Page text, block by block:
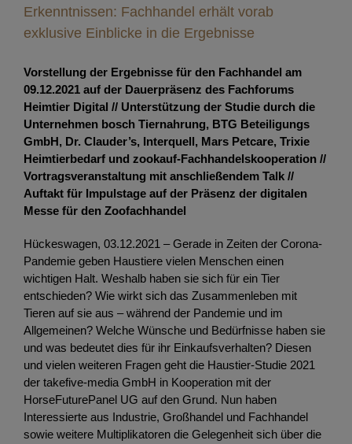
Erkenntnissen: Fachhandel erhält vorab
exklusive Einblicke in die Ergebnisse
Vorstellung der Ergebnisse für den Fachhandel am
09.12.2021 auf der Dauerpräsenz des Fachforums
Heimtier Digital // Unterstützung der Studie durch die
Unternehmen bosch Tiernahrung, BTG Beteiligungs
GmbH, Dr. Clauder’s, Interquell, Mars Petcare, Trixie
Heimtierbedarf und zookauf-Fachhandelskooperation //
Vortragsveranstaltung mit anschließendem Talk //
Auftakt für Impulstage auf der Präsenz der digitalen
Messe für den Zoofachhandel
Hückeswagen, 03.12.2021 – Gerade in Zeiten der Corona-
Pandemie geben Haustiere vielen Menschen einen
wichtigen Halt. Weshalb haben sie sich für ein Tier
entschieden? Wie wirkt sich das Zusammenleben mit
Tieren auf sie aus – während der Pandemie und im
Allgemeinen? Welche Wünsche und Bedürfnisse haben sie
und was bedeutet dies für ihr Einkaufsverhalten? Diesen
und vielen weiteren Fragen geht die Haustier-Studie 2021
der takefive-media GmbH in Kooperation mit der
HorseFuturePanel UG auf den Grund. Nun haben
Interessierte aus Industrie, Großhandel und Fachhandel
sowie weitere Multiplikatoren die Gelegenheit sich über die